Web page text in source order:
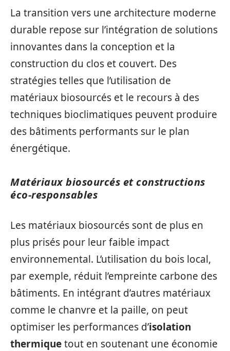
La transition vers une architecture moderne
durable repose sur l’intégration de solutions
innovantes dans la conception et la
construction du clos et couvert. Des
stratégies telles que l’utilisation de
matériaux biosourcés et le recours à des
techniques bioclimatiques peuvent produire
des bâtiments performants sur le plan
énergétique.
Matériaux biosourcés et constructions
éco-responsables
Les matériaux biosourcés sont de plus en
plus prisés pour leur faible impact
environnemental. L’utilisation du bois local,
par exemple, réduit l’empreinte carbone des
bâtiments. En intégrant d’autres matériaux
comme le chanvre et la paille, on peut
optimiser les performances d’isolation
thermiquetout en soutenant une économie